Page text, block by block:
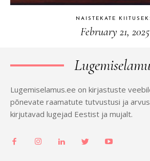
NAISTEKATE
February 21, 2025
Lugemiselamus.ee on kirjastuste
põnevate raamatute tutvustusi ja
kirjutavad lugejad Eestist ja mujalt.